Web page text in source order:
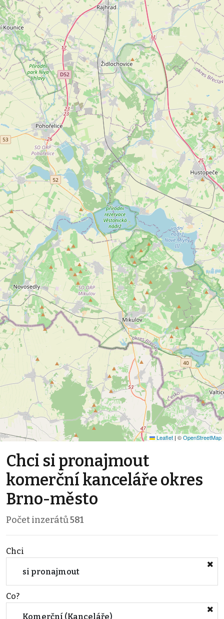
Leaflet | ©OpenStreetMap
Chci si pronajmout
komerční kanceláře okres
Brno-město
Počet inzerátů581
Chci
si pronajmout
Co?
Komerční (Kanceláře)